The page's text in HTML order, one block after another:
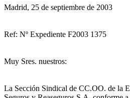
Madrid, 25 de septiembre de 2003
Ref: Nº Expediente F2003 1375
Muy Sres. nuestros:
La Sección Sindical de CC.OO. de la